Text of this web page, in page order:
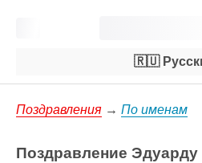
🇷🇺
Поздравления → По именам
Поздравление